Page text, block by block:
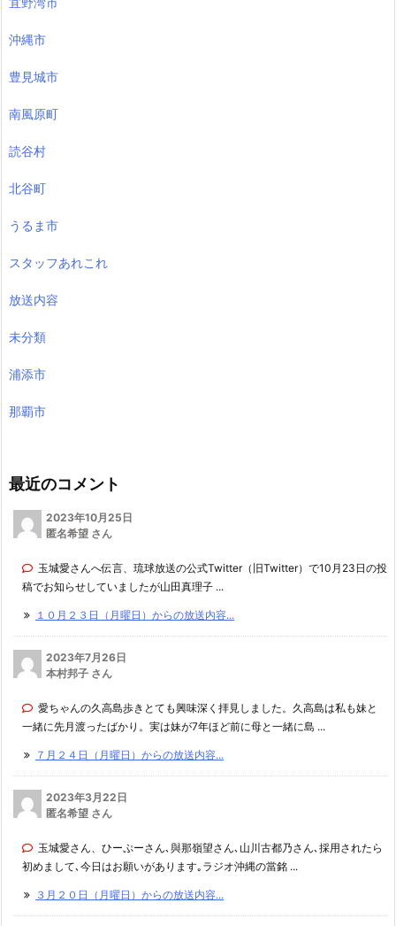
沖縄市
豊見城市
南風原町
読谷村
北谷町
うるま市
スタッフあれこれ
放送内容
未分類
浦添市
那覇市
最近のコメント
2023年10月25日
匿名希望 さん
玉城愛さんへ伝言、琉球放送の公式Twitter（旧Twitter）で10月23日の投
稿でお知らせしていましたが山田真理子 ...
１０月２３日（月曜日）からの放送内容...
2023年7月26日
本村邦子 さん
愛ちゃんの久高島歩きとても興味深く拝見しました。久高島は私も妹と
一緒に先月渡ったばかり。実は妹が7年ほど前に母と一緒に島 ...
７月２４日（月曜日）からの放送内容...
2023年3月22日
匿名希望 さん
玉城愛さん、ひーぷーさん､與那嶺望さん､山川古都乃さん､採用されたら
初めまして､今日はお願いがあります｡ラジオ沖縄の當銘 ...
３月２０日（月曜日）からの放送内容...